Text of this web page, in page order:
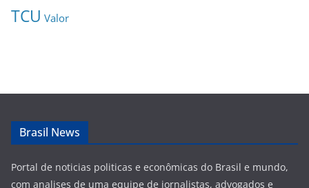
TCU Valor
Brasil News
Portal de noticias politicas e econômicas do Brasil e mundo,
com analises de uma equipe de jornalistas, advogados e